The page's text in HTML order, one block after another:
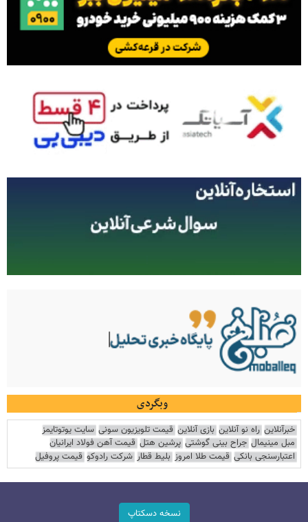
وبگردی
خبرآنلاین راه نو آنلاین بازی آنلاین قیمت تلویزیون سونی سایت یوتوتایمز
مبل مینیمال جراح بینی گوشتی پرشین هتل قیمت آهن فولاد ایرانیان
اعتبارسنجی بانکی قیمت طلا امروز بلیط قطار شرکت رادوکو قیمت پروفیل
نسخه دسکتاپ